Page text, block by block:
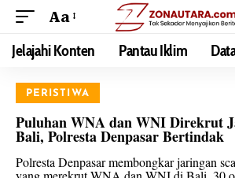
Aa
Jelajahi Konten Pantau Iklim
PERISTIWA
Puluhan WNA dan WNI Direkrut
Bali, Polresta Denpasar Bertindak
Polresta Denpasar membongkar jaringan